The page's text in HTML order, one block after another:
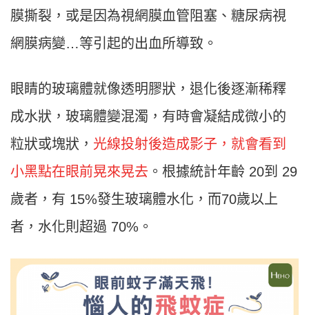
膜撕裂，或是因為視網膜血管阻塞、糖尿病視
網膜病變…等引起的出血所導致。
眼睛的玻璃體就像透明膠狀，退化後逐漸稀釋
成水狀，玻璃體變混濁，有時會凝結成微小的
粒狀或塊狀， 光線投射後造成影子，就會看到
小黑點在眼前晃來晃去 。根據統計年齡 20到 29
歲者，有 15%發生玻璃體水化，而70歲以上
者，水化則超過 70%。